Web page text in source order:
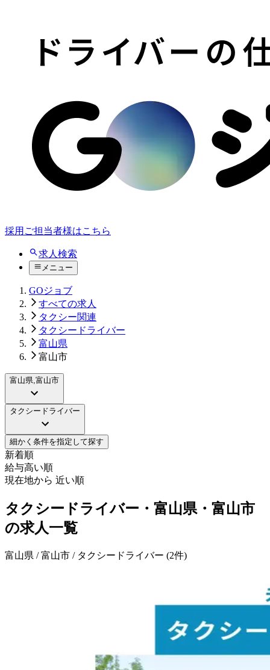
採用ご担当者様はこちら
求人検索
メニュー
GOジョブ
すべての求人
タクシー関連
タクシードライバー
富山県
富山市
富山県,富山市
タクシードライバー
細かく条件を指定して探す
新着順
給与高い順
現在地から 近い順
タクシードライバー・富山県・富山市
の求人一覧
富山県 / 富山市 / タクシードライバー (2件)